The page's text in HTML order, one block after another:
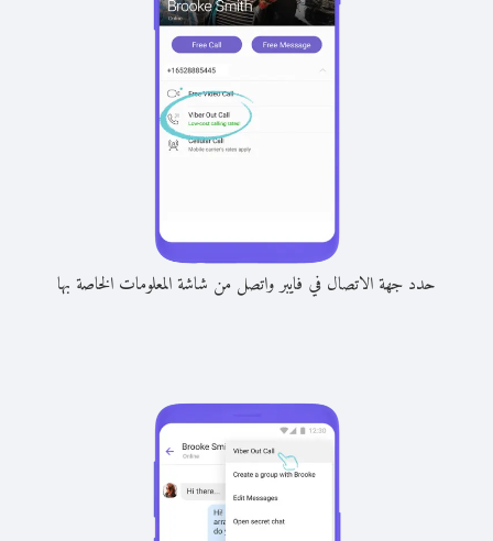
حدد جهة الاتصال في فايبر واتصل من شاشة المعلومات الخاصة بها